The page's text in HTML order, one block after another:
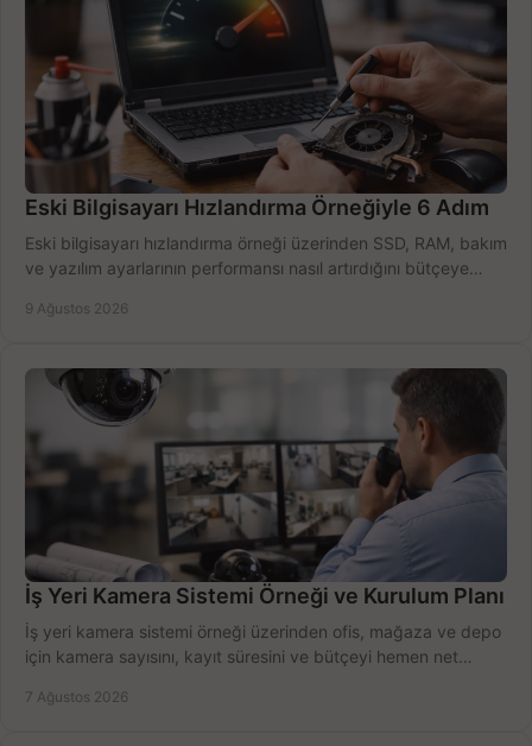
Eski Bilgisayarı Hızlandırma Örneğiyle 6 Adım
Eski bilgisayarı hızlandırma örneği üzerinden SSD, RAM, bakım
ve yazılım ayarlarının performansı nasıl artırdığını bütçeye
9 Ağustos 2026
İş Yeri Kamera Sistemi Örneği ve Kurulum Planı
İş yeri kamera sistemi örneği üzerinden ofis, mağaza ve depo
için kamera sayısını, kayıt süresini ve bütçeyi hemen net
7 Ağustos 2026